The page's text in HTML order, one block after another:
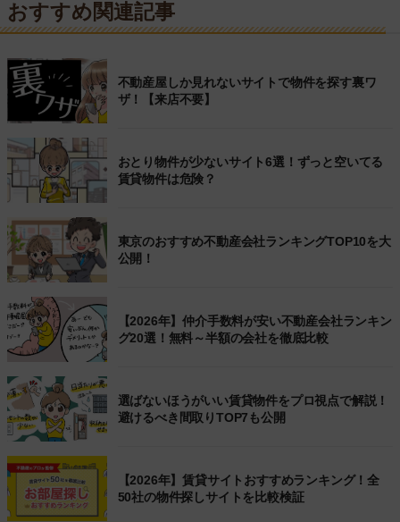
おすすめ関連記事
不動産屋しか見れないサイトで物件を探す裏ワ
ザ！【来店不要】
おとり物件が少ないサイト6選！ずっと空いてる
賃貸物件は危険？
東京のおすすめ不動産会社ランキングTOP10を大
公開！
【2026年】仲介手数料が安い不動産会社ランキン
グ20選！無料～半額の会社を徹底比較
選ばないほうがいい賃貸物件をプロ視点で解説！
避けるべき間取りTOP7も公開
【2026年】賃貸サイトおすすめランキング！全
50社の物件探しサイトを比較検証